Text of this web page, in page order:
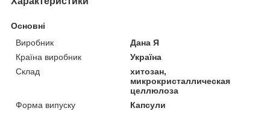
Основні
Виробник
Дана Я
Країна виробник
Україна
Склад
хитозан,
микрокристаллическая
целлюлоза
Форма випуску
Капсули